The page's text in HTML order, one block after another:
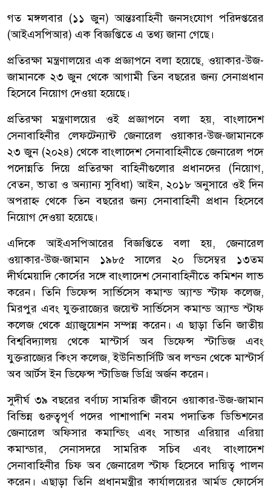
গত মঙ্গলবার (১১ জুন) আন্তঃবাহিনী জনসংযোগ পরিদপ্তরের
(আইএসপিআর) এক বিজ্ঞপ্তিতে এ তথ্য জানা গেছে।
প্রতিরক্ষা মন্ত্রণালয়ের এক প্রজ্ঞাপনে বলা হয়েছে, ওয়াকার-উজ-
জামানকে ২৩ জুন থেকে আগামী তিন বছরের জন্য সেনাপ্রধান
হিসেবে নিয়োগ দেওয়া হয়েছে।
প্রতিরক্ষা মন্ত্রণালয়ের ওই প্রজ্ঞাপনে বলা হয়, বাংলাদেশ
সেনাবাহিনীর লেফটেন্যান্ট জেনারেল ওয়াকার-উজ-জামানকে
২৩ জুন (২০২৪) থেকে বাংলাদেশ সেনাবাহিনীতে জেনারেল পদে
পদোন্নতি দিয়ে প্রতিরক্ষা বাহিনীগুলোর প্রধানদের (নিয়োগ,
বেতন, ভাতা ও অন্যান্য সুবিধা) আইন, ২০১৮ অনুসারে ওই দিন
অপরাহ্ণ থেকে তিন বছরের জন্য সেনাবাহিনী প্রধান হিসেবে
নিয়োগ দেওয়া হয়েছে।
এদিকে আইএসপিআরের বিজ্ঞপ্তিতে বলা হয়, জেনারেল
ওয়াকার-উজ-জামান ১৯৮৫ সালের ২০ ডিসেম্বর ১৩তম
দীর্ঘমেয়াদি কোর্সের সঙ্গে বাংলাদেশ সেনাবাহিনীতে কমিশন লাভ
করেন। তিনি ডিফেন্স সার্ভিসেস কমান্ড অ্যান্ড স্টাফ কলেজ,
মিরপুর এবং যুক্তরাজ্যের জয়েন্ট সার্ভিসেস কমান্ড অ্যান্ড স্টাফ
কলেজ থেকে গ্র্যাজুয়েশন সম্পন্ন করেন। এ ছাড়া তিনি জাতীয়
বিশ্ববিদ্যালয় থেকে মাস্টার্স অব ডিফেন্স স্টাডিজ এবং
যুক্তরাজ্যের কিংস কলেজ, ইউনিভার্সিটি অব লন্ডন থেকে মাস্টার্স
অব আর্টস ইন ডিফেন্স স্টাডিজ ডিগ্রি অর্জন করেন।
সুদীর্ঘ ৩৯ বছরের বর্ণাঢ্য সামরিক জীবনে ওয়াকার-উজ-জামান
বিভিন্ন গুরুত্বপূর্ণ পদের পাশাপাশি নবম পদাতিক ডিভিশনের
জেনারেল অফিসার কমান্ডিং এবং সাভার এরিয়ার এরিয়া
কমান্ডার, সেনাসদরে সামরিক সচিব এবং বাংলাদেশ
সেনাবাহিনীর চিফ অব জেনারেল স্টাফ হিসেবে দায়িত্ব পালন
করেন। এছাড়া তিনি প্রধানমন্ত্রীর কার্যালয়েরর আর্মড ফোর্সেস